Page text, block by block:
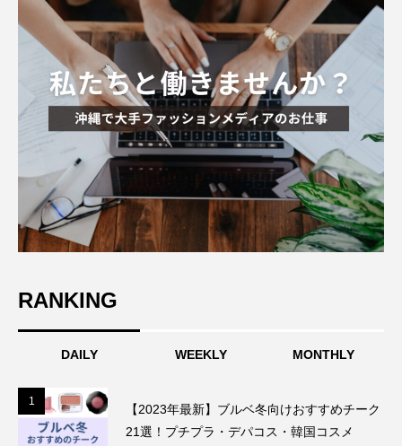
RANKING
DAILY WEEKLY MONTHLY
1
【2023年最新】ブルベ冬向けおすすめチーク
21選！プチプラ・デパコス・韓国コスメ